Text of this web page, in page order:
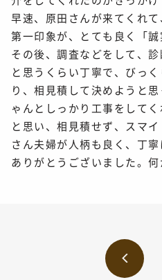
早速、原田さんが来てくれ
第一印象が、とても良く「
その後、調査などをして、
と思うくらい丁寧で、びっ
り、相見積して決めようと
ゃんとしっかり工事をして
と思い、相見積せず、スマ
さん夫婦が人柄も良く、丁
ありがとうございました。